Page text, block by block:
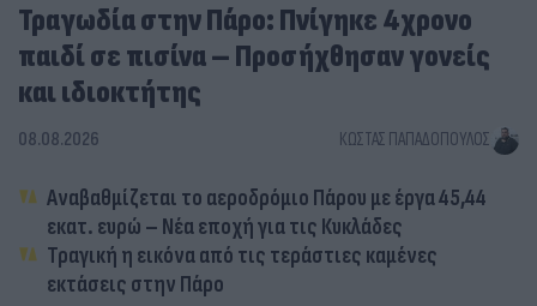
Τραγωδία στην Πάρο: Πνίγηκε 4χρονο
παιδί σε πισίνα – Προσήχθησαν γονείς
και ιδιοκτήτης
08.08.2026 ΚΏΣΤΑΣ ΠΑΠΑΔΌΠΟΥΛΟΣ
Αναβαθμίζεται το αεροδρόμιο Πάρου με έργα 45,44
εκατ. ευρώ – Νέα εποχή για τις Κυκλάδες
Τραγική η εικόνα από τις τεράστιες καμένες
εκτάσεις στην Πάρο